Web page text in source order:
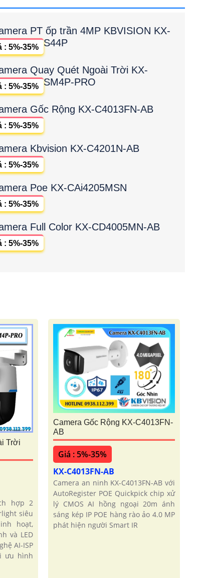
PT ốp trần 4MP KBVISION KX-
S44P
: 5%-35%
Quay Quét Ngoài Trời KX-
SM4P-PRO
: 5%-35%
Gốc Rộng KX-C4013FN-AB
: 5%-35%
Kbvision KX-C4201N-AB
: 5%-35%
Poe KX-CAi4205MSN
: 5%-35%
Full Color KX-CD4005MN-AB
: 5%-35%
Trời
hợp 2
siêu
hoạt,
và LED
AI-ISP
ưu hình
Camera Gốc Rộng KX-C4013FN-
AB
Giá : 5%-35%
KX-C4013FN-AB
Camera an ninh KX-C4013FN-AB với
AutoRegister POE Quickpick chip xử
lý CMOS AI hồng ngoại 20m ánh
sáng kép IP POE hàng rào ảo 4.0 MP
phát hiện người Smart IR